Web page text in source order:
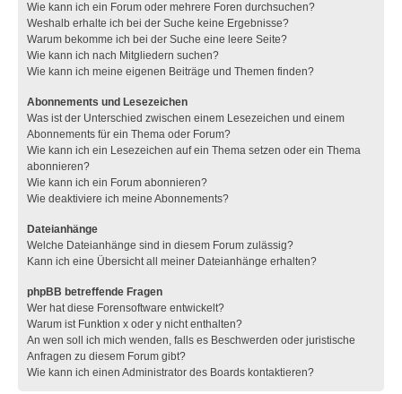
Wie kann ich ein Forum oder mehrere Foren durchsuchen?
Weshalb erhalte ich bei der Suche keine Ergebnisse?
Warum bekomme ich bei der Suche eine leere Seite?
Wie kann ich nach Mitgliedern suchen?
Wie kann ich meine eigenen Beiträge und Themen finden?
Abonnements und Lesezeichen
Was ist der Unterschied zwischen einem Lesezeichen und einem
Abonnements für ein Thema oder Forum?
Wie kann ich ein Lesezeichen auf ein Thema setzen oder ein Thema
abonnieren?
Wie kann ich ein Forum abonnieren?
Wie deaktiviere ich meine Abonnements?
Dateianhänge
Welche Dateianhänge sind in diesem Forum zulässig?
Kann ich eine Übersicht all meiner Dateianhänge erhalten?
phpBB betreffende Fragen
Wer hat diese Forensoftware entwickelt?
Warum ist Funktion x oder y nicht enthalten?
An wen soll ich mich wenden, falls es Beschwerden oder juristische
Anfragen zu diesem Forum gibt?
Wie kann ich einen Administrator des Boards kontaktieren?